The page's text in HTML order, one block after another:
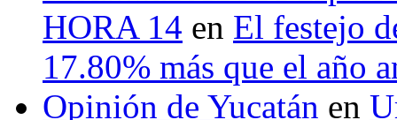
HORA 14 en El festejo
17.80% más que el año
Opinión de Yucatán en